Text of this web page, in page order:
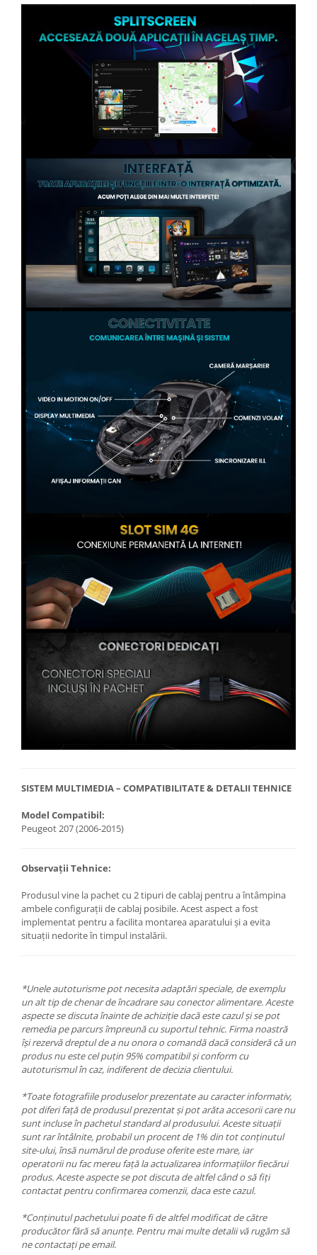
SISTEM MULTIMEDIA – COMPATIBILITATE & DETALII TEHNICE
Model Compatibil:
Peugeot 207 (2006-2015)
Observații Tehnice:
Produsul vine la pachet cu 2 tipuri de cablaj pentru a întâmpina
ambele configurații de cablaj posibile. Acest aspect a fost
implementat pentru a facilita montarea aparatului și a evita
situații nedorite în timpul instalării.
*Unele autoturisme pot necesita adaptări speciale, de exemplu
un alt tip de chenar de încadrare sau conector alimentare. Aceste
aspecte se discuta înainte de achiziție dacă este cazul și se pot
remedia pe parcurs împreună cu suportul tehnic. Firma noastră
își rezervă dreptul de a nu onora o comandă dacă consideră că un
produs nu este cel puțin 95% compatibil și conform cu
autoturismul în caz, indiferent de decizia clientului.
*Toate fotografiile produselor prezentate au caracter informativ,
pot diferi față de produsul prezentat și pot arăta accesorii care nu
sunt incluse în pachetul standard al produsului. Aceste situații
sunt rar întâlnite, probabil un procent de 1% din tot conținutul
site-ului, însă numărul de produse oferite este mare, iar
operatorii nu fac mereu față la actualizarea informațiilor fiecărui
produs. Aceste aspecte se pot discuta de altfel când o să fiți
contactat pentru confirmarea comenzii, daca este cazul.
*Conținutul pachetului poate fi de altfel modificat de către
producător fără să anunțe. Pentru mai multe detalii vă rugăm să
ne contactați pe email.